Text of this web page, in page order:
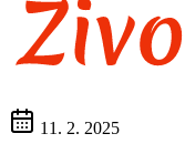
11. 2. 2025